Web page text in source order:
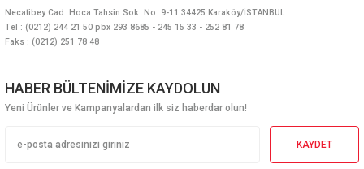
Necatibey Cad. Hoca Tahsin Sok. No: 9-11 34425 Karaköy/İSTANBUL
Tel : (0212) 244 21 50 pbx 293 8685 - 245 15 33 - 252 81 78
Faks : (0212) 251 78 48
HABER BÜLTENİMİZE KAYDOLUN
Yeni Ürünler ve Kampanyalardan ilk siz haberdar olun!
KAYDET